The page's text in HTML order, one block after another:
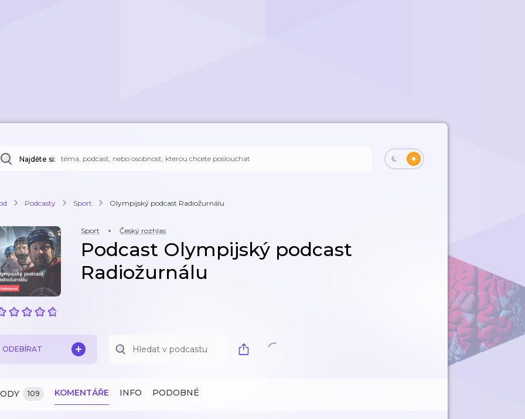
Najděte si:
Podcasty Sport Olympijský podcast Radiožurnálu
Sport Český rozhlas
Podcast Olympijský podcast
Radiožurnálu
ODEBÍRAT
109 KOMENTÁŘE INFO PODOBNÉ